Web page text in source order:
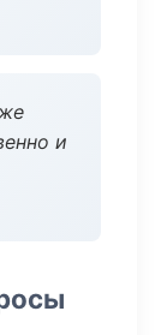
и